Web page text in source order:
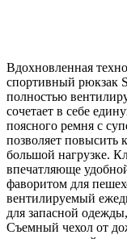
Вдохновленная
спортивный рюкзак
полностью
сочетает в себе
поясного ремня с
позволяет повысить
большой нагрузке.
впечатляюще
фаворитом для
вентилируемый
для запасной
Съемный чехол от